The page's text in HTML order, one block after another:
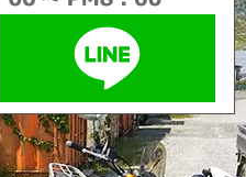
メールでお問い合わせ